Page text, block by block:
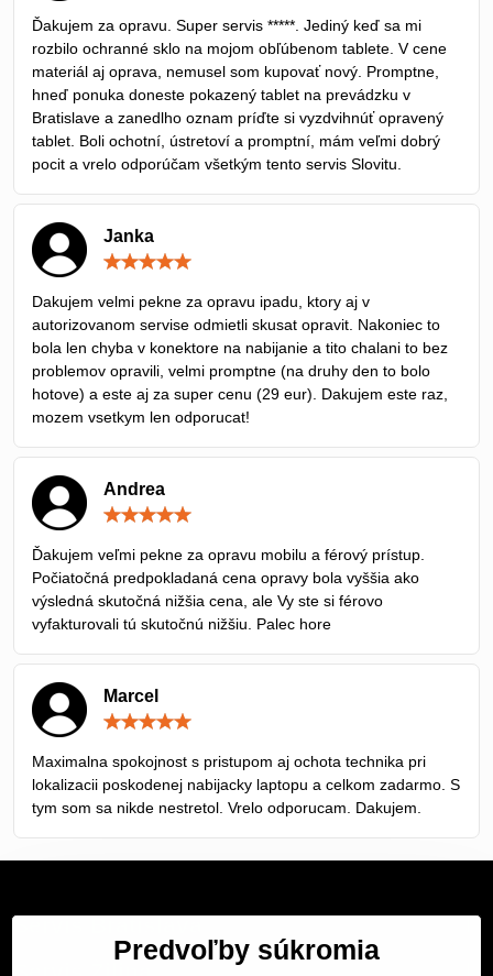
5
Ďakujem za opravu. Super servis *****. Jediný keď sa mi
rozbilo ochranné sklo na mojom obľúbenom tablete. V cene
materiál aj oprava, nemusel som kupovať nový. Promptne,
hneď ponuka doneste pokazený tablet na prevádzku v
Bratislave a zanedlho oznam príďte si vyzdvihnúť opravený
tablet. Boli ochotní, ústretoví a promptní, mám veľmi dobrý
pocit a vrelo odporúčam všetkým tento servis Slovitu.
Janka
5
Dakujem velmi pekne za opravu ipadu, ktory aj v
autorizovanom servise odmietli skusat opravit. Nakoniec to
bola len chyba v konektore na nabijanie a tito chalani to bez
problemov opravili, velmi promptne (na druhy den to bolo
hotove) a este aj za super cenu (29 eur). Dakujem este raz,
mozem vsetkym len odporucat!
Andrea
5
Ďakujem veľmi pekne za opravu mobilu a férový prístup.
Počiatočná predpokladaná cena opravy bola vyššia ako
výsledná skutočná nižšia cena, ale Vy ste si férovo
vyfakturovali tú skutočnú nižšiu. Palec hore
Marcel
5
Maximalna spokojnost s pristupom aj ochota technika pri
lokalizacii poskodenej nabijacky laptopu a celkom zadarmo. S
tym som sa nikde nestretol. Vrelo odporucam. Dakujem.
Servis Bratislava
Predvoľby súkromia